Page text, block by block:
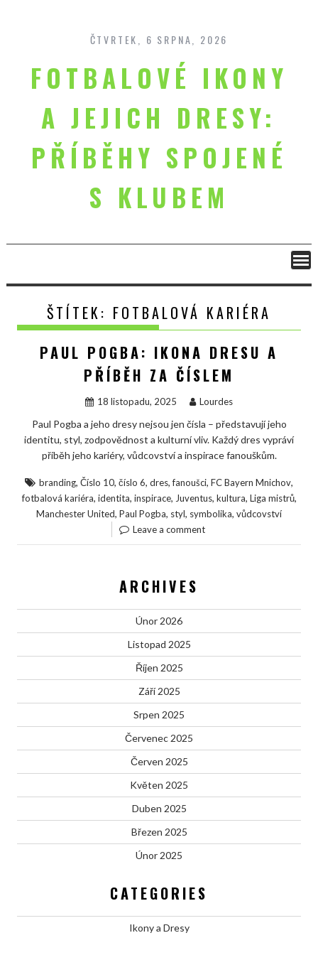
content
ČTVRTEK, 6 SRPNA, 2026
FOTBALOVÉ IKONY
A JEJICH DRESY:
PŘÍBĚHY SPOJENÉ
S KLUBEM
ŠTÍTEK: FOTBALOVÁ KARIÉRA
PAUL POGBA: IKONA DRESU A
PŘÍBĚH ZA ČÍSLEM
18 listopadu, 2025 Lourdes
Paul Pogba a jeho dresy nejsou jen čísla – představují jeho
identitu, styl, zodpovědnost a kulturní vliv. Každý dres vypráví
příběh jeho kariéry, vůdcovství a inspirace fanouškům.
branding, Číslo 10, číslo 6, dres,fanoušci, FC Bayern Mnichov,
fotbalová kariéra, identita, inspirace, Juventus, kultura, Liga mistrů,
Manchester United, Paul Pogba, styl, symbolika, vůdcovství
Leave a comment
ARCHIVES
Únor 2026
Listopad 2025
Říjen 2025
Září 2025
Srpen 2025
Červenec 2025
Červen 2025
Květen 2025
Duben 2025
Březen 2025
Únor 2025
CATEGORIES
Ikony a Dresy